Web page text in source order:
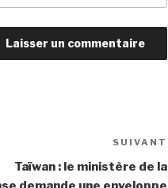
SUIVANT
Taïwan : le ministère de la